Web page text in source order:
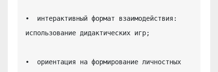
•  интерактивный формат взаимодействия:
использование дидактических игр;
•  ориентация на формирование личностных